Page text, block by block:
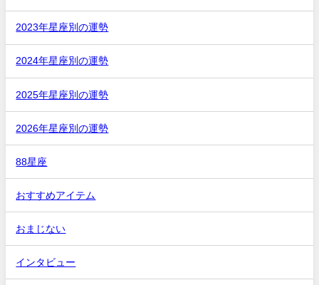
2023年星座別の運勢
2024年星座別の運勢
2025年星座別の運勢
2026年星座別の運勢
88星座
おすすめアイテム
おまじない
インタビュー